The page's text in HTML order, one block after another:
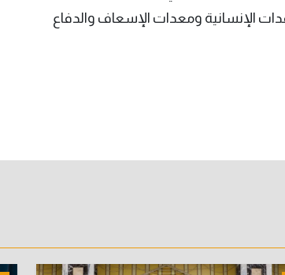
الإنسانية ومعدات الإسعاف والدفاع